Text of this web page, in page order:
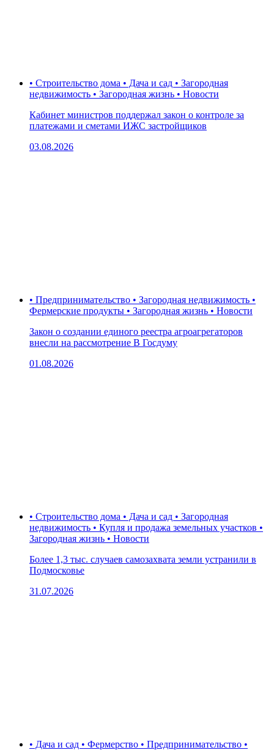
• Строительство дома • Дача и сад • Загородная
недвижимость • Загородная жизнь • Новости
Кабинет министров поддержал закон о контроле за
платежами и сметами ИЖС застройщиков
03.08.2026
• Предпринимательство • Загородная недвижимость •
Фермерские продукты • Загородная жизнь • Новости
Закон о создании единого реестра агроагрегаторов
внесли на рассмотрение В Госдуму
01.08.2026
• Строительство дома • Дача и сад • Загородная
недвижимость • Купля и продажа земельных участков •
Загородная жизнь • Новости
Более 1,3 тыс. случаев самозахвата земли устранили в
Подмосковье
31.07.2026
• Дача и сад • Фермерство • Предпринимательство •